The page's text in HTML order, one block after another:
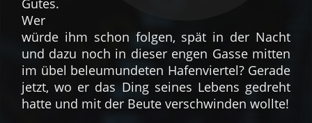
Wer
würde ihm schon folgen, spät in der Nacht
und dazu noch in dieser engen Gasse mitten
im übel beleumundeten Hafenviertel? Gerade
jetzt, wo er das Ding seines Lebens gedreht
hatte und mit der Beute verschwinden wollte!